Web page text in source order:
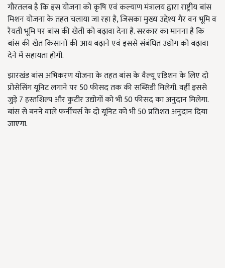
गौरतलब है कि इस योजना को कृषि एवं कल्याण मंत्रालय द्वारा राष्ट्रीय बांस
मिशन योजना के तहत चलाया जा रहा है, जिसका मुख्य उद्देश्य गैर वन भूमि व
रैयती भूमि पर बांस की खेती को बढ़ावा देना है. सरकार का मानना है कि
बांस की खेत किसानों की आय बढ़ाने एवं इससे संबंधित उद्योग को बढ़ावा
देने में सहायता होगी.
झारखंड बांस अभिकरण योजना के तहत बांस के वैल्यू एडिशन के लिए दो
प्रोसेसिंग यूनिट लगाने पर 50 फीसद तक की सब्सिडी मिलेगी. वहीं इससे
जुड़े 7 हस्तशिल्प और कुटीर उद्योगों को भी 50 फीसद का अनुदान मिलेगा.
बांस से बनने वाले फर्नीचर्स के दो यूनिट को भी 50 प्रतिशत अनुदान दिया
जाएगा.